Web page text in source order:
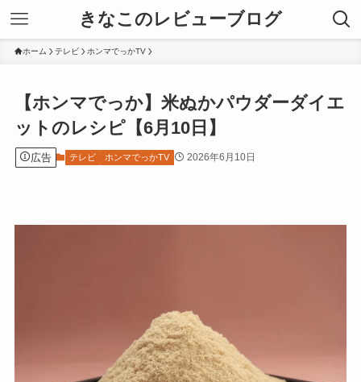
きなこのレビューブログ
ホーム テレビ ホンマでっかTV
【ホンマでっか】米ぬかパウダーダイエ
ットのレシピ【6月10日】
広告 テレビ ホンマでっかTV 2026年6月10日